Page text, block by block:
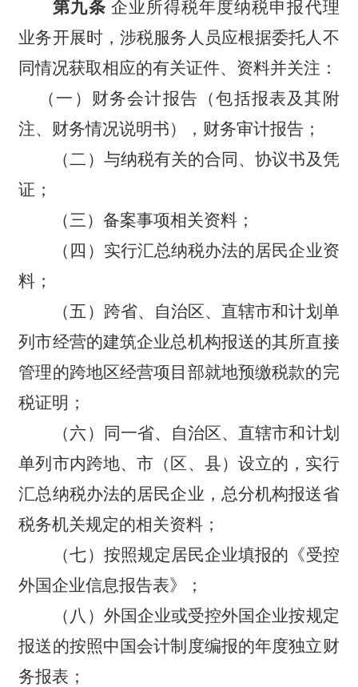
第九条 企业所得税年度纳税申报代理
业务开展时，涉税服务人员应根据委托人不
同情况获取相应的有关证件、资料并关注：
（一）财务会计报告（包括报表及其附
注、财务情况说明书），财务审计报告；
（二）与纳税有关的合同、协议书及凭
证；
（三）备案事项相关资料；
（四）实行汇总纳税办法的居民企业资
料；
（五）跨省、自治区、直辖市和计划单
列市经营的建筑企业总机构报送的其所直接
管理的跨地区经营项目部就地预缴税款的完
税证明；
（六）同一省、自治区、直辖市和计划
单列市内跨地、市（区、县）设立的，实行
汇总纳税办法的居民企业，总分机构报送省
税务机关规定的相关资料；
（七）按照规定居民企业填报的《受控
外国企业信息报告表》；
（八）外国企业或受控外国企业按规定
报送的按照中国会计制度编报的年度独立财
务报表；